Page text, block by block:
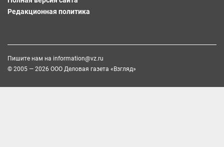
Редакционная политика
Пишите нам на information@vz.ru
© 2005 — 2026 ООО Деловая газета «Взгляд»